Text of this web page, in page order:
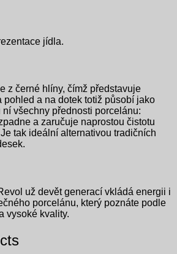
jídla.
z černé hlíny, čímž představuje
pohled a na dotek totiž působí jako
všechny přednosti porcelánu:
a zaručuje naprostou čistotu
tak ideální alternativou tradičních
už devět generací vkládá energii i
porcelánu, který poznáte podle
vysoké kvality.